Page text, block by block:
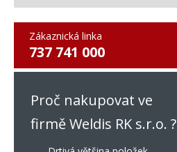
Zákaznická linka
737 741 000
Proč nakupovat ve
firmě Weldis RK s.r.o. ?